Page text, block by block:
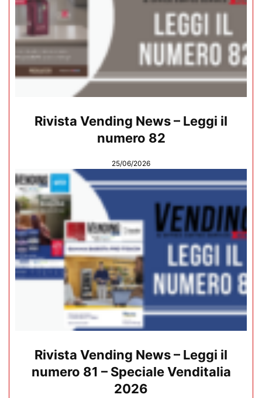
Rivista Vending News – Leggi il
numero 82
25/06/2026
Rivista Vending News – Leggi il
numero 81 – Speciale Venditalia
2026